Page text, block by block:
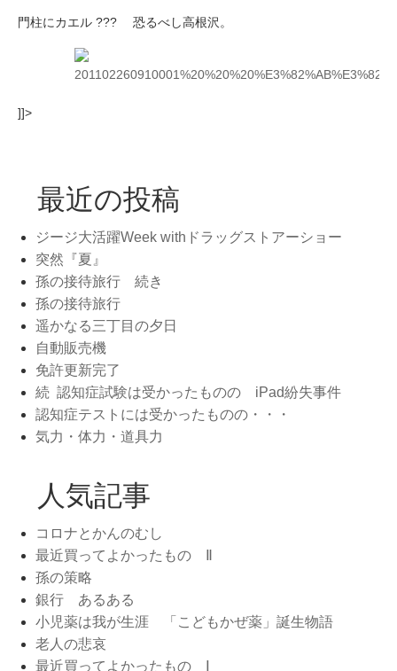
門柱にカエル ??? 恐るべし高根沢。
]]>
最近の投稿
ジージ大活躍Week withドラッグストアーショー
突然『夏』
孫の接待旅行 続き
孫の接待旅行
遥かなる三丁目の夕日
自動販売機
免許更新完了
続 認知症試験は受かったものの iPad紛失事件
認知症テストには受かったものの・・・
気力・体力・道具力
人気記事
コロナとかんのむし
最近買ってよかったもの Ⅱ
孫の策略
銀行 あるある
小児薬は我が生涯 「こどもかぜ薬」誕生物語
老人の悲哀
最近買ってよかったもの Ⅰ